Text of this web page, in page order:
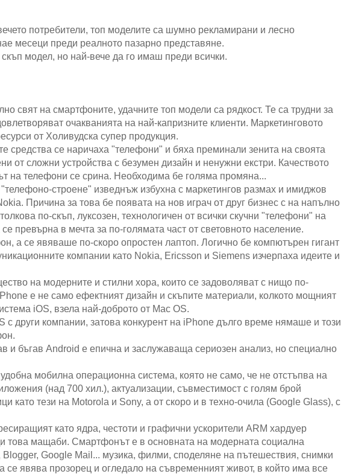
потребители, топ моделите са шумно рекламирани и лесно
месеци преди реалното пазарно представяне.
модел, но най-вече да го имаш преди всички.
свят на смартфоните, удачните топ модели са рядкост. Те са трудни за
очакванията на най-капризните клиенти. Маркетинговото
от Холивудска супер продукция.
средства се наричаха "телефони" и бяха преминали зенита на своята
от сложни устройства с безумен дизайн и ненужни екстри. Качеството
на телефони се срина. Необходима бе голяма промяна...
строене" изведнъж избухна с маркетингов размах и имиджов
Причина за това бе появата на нов играч от друг бизнес с на напълно
по-скъп, луксозен, технологичен от всички скучни "телефони" на
превърна в мечта за по-голямата част от световното население.
а се явяваше по-скоро опростен лаптоп. Логично бе компютърен гигант
компании като Nokia, Ericsson и Siemens изчерпаха идеите и
на модерните и стилни хора, които се задоволяват с нищо по-
е не само ефектният дизайн и скъпите материали, колкото мощният
iOS, взела най-доброто от Mac OS.
други компании, затова конкурент на iPhone дълго време нямаше и този
и бъгав Android е епична и заслужаваща сериозен анализ, но специално
мобилна операционна система, която не само, че не отстъпва на
(над 700 хил.), актуализации, съвместимост с голям брой
като тези на Motorola и Sony, а от скоро и в техно-очила (Google Glass), с
като ядра, честоти и графични ускорители ARM хардуер
това мащаби. Смартфонът е в основната на модерната социална
Google Mail... музика, филми, споделяне на пътешествия, снимки
се явява прозорец и огледало на съвременният живот, в който има все